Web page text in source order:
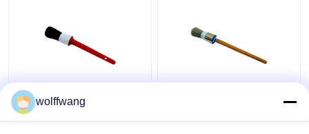
Brochas de tiza de
cerdas negras
Brocha redonda de tiza
wolffwang